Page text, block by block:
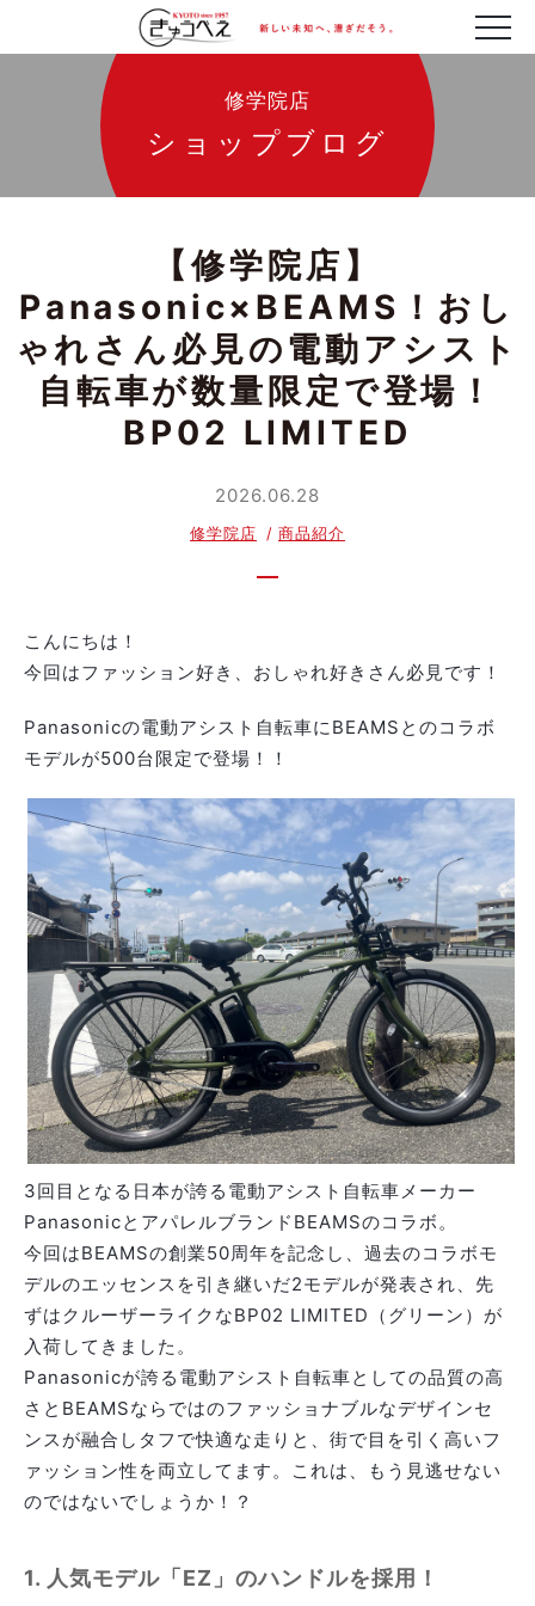
修学院店
ショップブログ
【修学院店】
Panasonic×BEAMS！おし
ゃれさん必見の電動アシスト
自転車が数量限定で登場！
BP02 LIMITED
2026.06.28
修学院店 商品紹介
こんにちは！
今回はファッション好き、おしゃれ好きさん必見です！
Panasonicの電動アシスト自転車にBEAMSとのコラボ
モデルが500台限定で登場！！
3回目となる日本が誇る電動アシスト自転車メーカー
PanasonicとアパレルブランドBEAMSのコラボ。
今回はBEAMSの創業50周年を記念し、過去のコラボモ
デルのエッセンスを引き継いだ2モデルが発表され、先
ずはクルーザーライクなBP02 LIMITED（グリーン）が
入荷してきました。
Panasonicが誇る電動アシスト自転車としての品質の高
さとBEAMSならではのファッショナブルなデザインセ
ンスが融合しタフで快適な走りと、街で目を引く高いフ
ァッション性を両立してます。これは、もう見逃せない
のではないでしょうか！？
1. 人気モデル「EZ」のハンドルを採用！